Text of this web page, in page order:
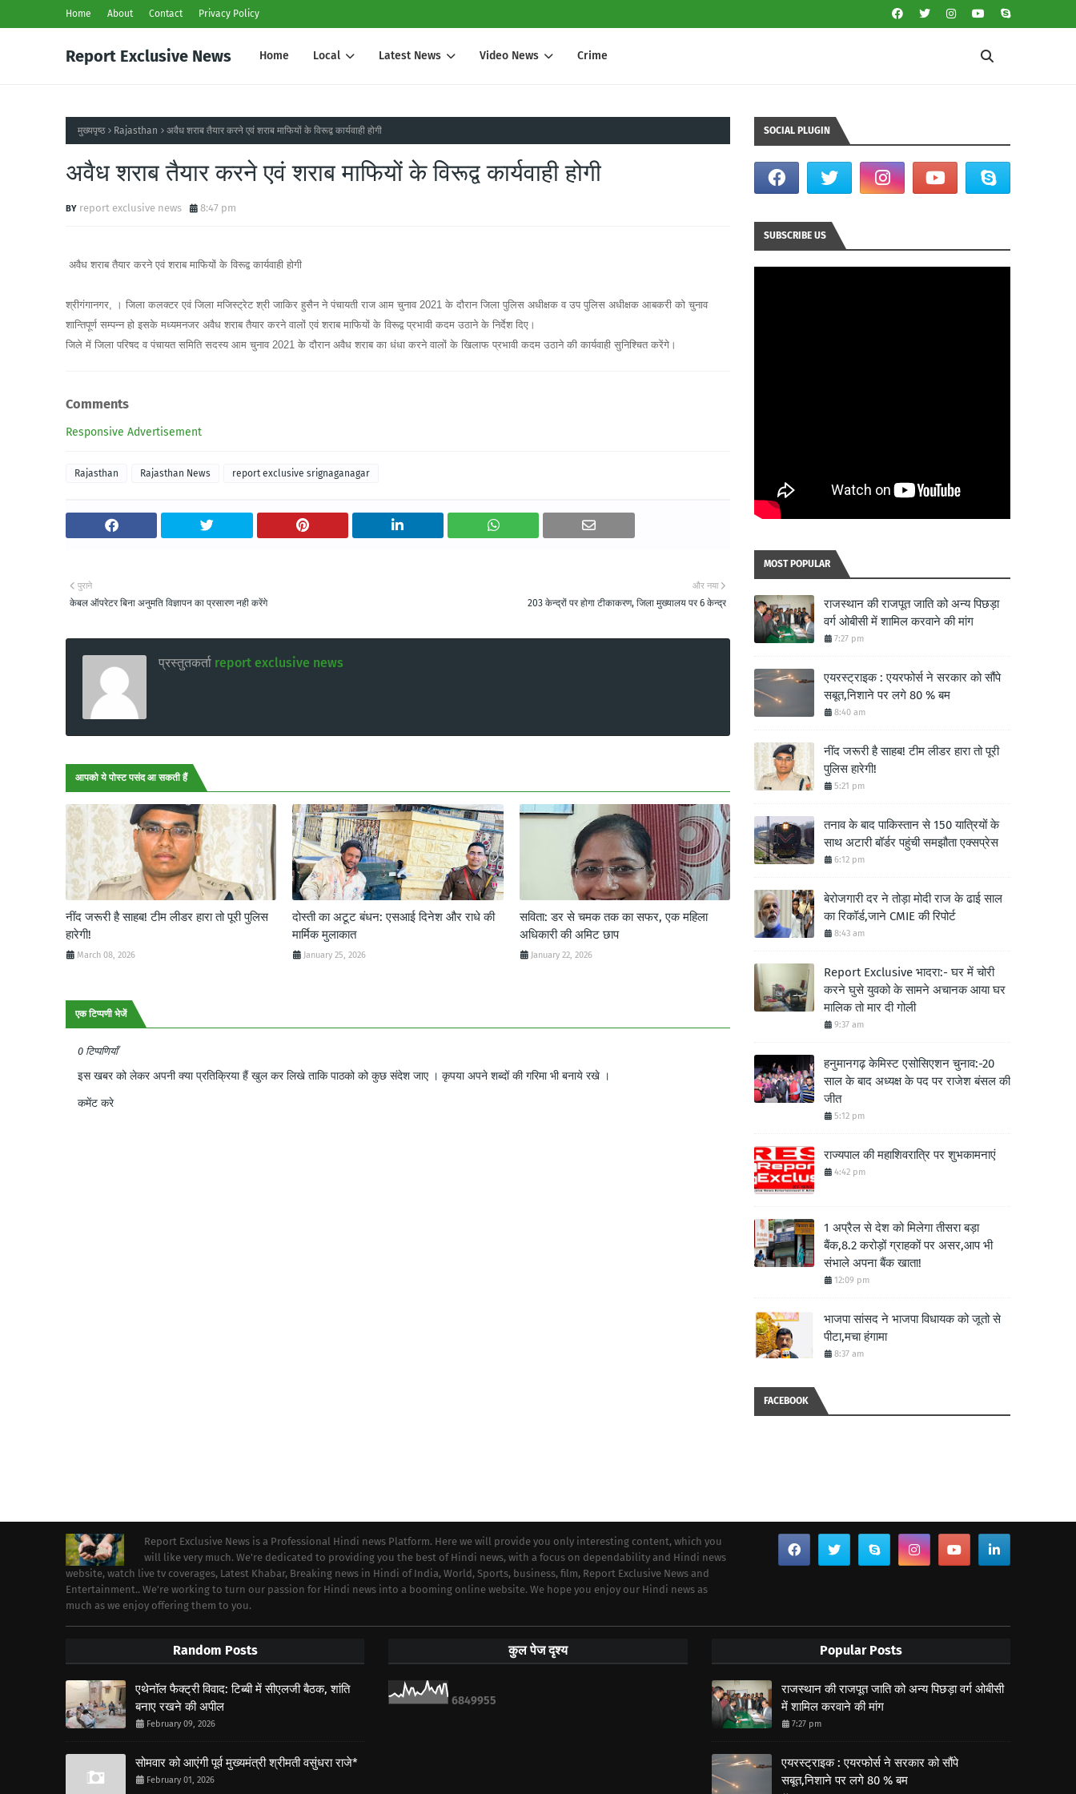
Home About Contact Privacy Policy
Report Exclusive News Home Local Latest News Video News Crime
मुख्यपृष्ठ Rajasthan अवैध शराब तैयार करने एवं शराब माफियों के विरूद्व कार्यवाही होगी
अवैध शराब तैयार करने एवं शराब माफियों के विरूद्व कार्यवाही होगी
report exclusive news 8:47 pm
अवैध शराब तैयार करने एवं शराब माफियों के विरूद्व कार्यवाही होगी
श्रीगंगानगर, । जिला कलक्टर एवं जिला मजिस्ट्रेट श्री जाकिर हुसैन ने पंचायती राज आम चुनाव 2021 के दौरान जिला पुलिस अधीक्षक व उप पुलिस अधीक्षक आबकरी को चुनाव
शान्तिपूर्ण सम्पन्न हो इसके मध्यमनजर अवैध शराब तैयार करने वालों एवं शराब माफियों के विरूद्व प्रभावी कदम उठाने के निर्देश दिए।
जिले में जिला परिषद व पंचायत समिति सदस्य आम चुनाव 2021 के दौरान अवैध शराब का धंधा करने वालों के खिलाफ प्रभावी कदम उठाने की कार्यवाही सुनिश्चित करेंगे।
Comments
Responsive Advertisement
Rajasthan Rajasthan News report exclusive srignaganagar
और नया
203 केन्द्रों पर होगा टीकाकरण, जिला मुख्यालय पर 6 केन्द्र
पुराने
केबल ऑपरेटर बिना अनुमति विज्ञापन का प्रसारण नही करेंगे
प्रस्तुतकर्ता report exclusive news
आपको ये पोस्ट पसंद आ सकती हैं
नींद जरूरी है साहब! टीम लीडर हारा तो पूरी पुलिस
हारेगी!
March 08, 2026
दोस्ती का अटूट बंधन: एसआई दिनेश और राधे की
मार्मिक मुलाकात
January 25, 2026
सविता: डर से चमक तक का सफर, एक महिला
अधिकारी की अमिट छाप
January 22, 2026
एक टिप्पणी भेजें
0 टिप्पणियाँ
इस खबर को लेकर अपनी क्या प्रतिक्रिया हैं खुल कर लिखे ताकि पाठको को कुछ संदेश जाए । कृपया अपने शब्दों की गरिमा भी बनाये रखे ।
कमेंट करे
SOCIAL PLUGIN
SUBSCRIBE US
MOST POPULAR
राजस्थान की राजपूत जाति को अन्य पिछड़ा
वर्ग ओबीसी में शामिल करवाने की मांग
7:27 pm
एयरस्ट्राइक : एयरफोर्स ने सरकार को सौंपे
सबूत,निशाने पर लगे 80 % बम
8:40 am
नींद जरूरी है साहब! टीम लीडर हारा तो पूरी
पुलिस हारेगी!
5:21 pm
तनाव के बाद पाकिस्तान से 150 यात्रियों के
साथ अटारी बॉर्डर पहुंची समझौता एक्सप्रेस
6:12 pm
बेरोजगारी दर ने तोड़ा मोदी राज के ढाई साल
का रिकॉर्ड,जाने CMIE की रिपोर्ट
8:43 am
Report Exclusive भादरा:- घर में चोरी
करने घुसे युवको के सामने अचानक आया घर
मालिक तो मार दी गोली
9:37 am
हनुमानगढ़ केमिस्ट एसोसिएशन चुनाव:-20
साल के बाद अध्यक्ष के पद पर राजेश बंसल की
जीत
5:12 pm
राज्यपाल की महाशिवरात्रि पर शुभकामनाएं
4:42 pm
1 अप्रैल से देश को मिलेगा तीसरा बड़ा
बैंक,8.2 करोड़ों ग्राहकों पर असर,आप भी
संभाले अपना बैंक खाता!
12:09 pm
भाजपा सांसद ने भाजपा विधायक को जूतो से
पीटा,मचा हंगामा
8:37 am
FACEBOOK
Report Exclusive News is a Professional Hindi news Platform. Here we will provide you only interesting content, which you
will like very much. We're dedicated to providing you the best of Hindi news, with a focus on dependability and Hindi news
website, watch live tv coverages, Latest Khabar, Breaking news in Hindi of India, World, Sports, business, film, Report Exclusive News and
Entertainment.. We're working to turn our passion for Hindi news into a booming online website. We hope you enjoy our Hindi news as
much as we enjoy offering them to you.
Random Posts
एथेनॉल फैक्ट्री विवाद: टिब्बी में सीएलजी बैठक, शांति
बनाए रखने की अपील
February 09, 2026
सोमवार को आएंगी पूर्व मुख्यमंत्री श्रीमती वसुंधरा राजे*
February 01, 2026
कुल पेज दृश्य
6849955
Popular Posts
राजस्थान की राजपूत जाति को अन्य पिछड़ा वर्ग ओबीसी
में शामिल करवाने की मांग
7:27 pm
एयरस्ट्राइक : एयरफोर्स ने सरकार को सौंपे
सबूत,निशाने पर लगे 80 % बम